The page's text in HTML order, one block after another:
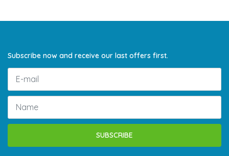
Subscribe now and receive our last offers first.
SUBSCRIBE